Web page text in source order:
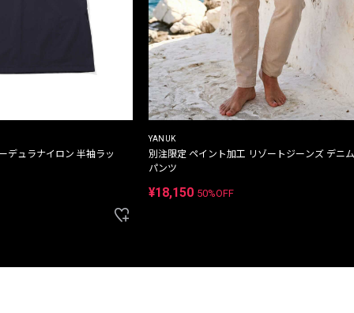
デュラナイロン 半袖ラッ
YANUK
別注限定 ペイント加工 リゾートジーンズ デニム
パンツ
¥18,150 50%OFF